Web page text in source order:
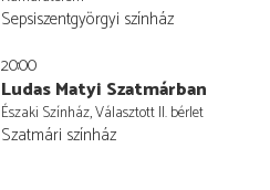
Sepsiszentgyörgyi színház
20:00
Ludas Matyi Szatmárban
Északi Színház, Választott II. bérlet
Szatmári színház